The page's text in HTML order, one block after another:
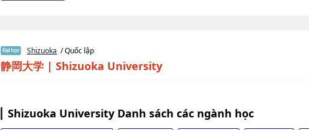
Shizuoka / Quốc lập
静岡大学 | Shizuoka University
Shizuoka University Danh sách các ngành học